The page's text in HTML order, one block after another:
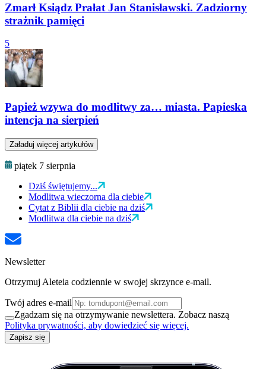
Zmarł Ksiądz Prałat Jan Stanisławski. Zadziorny
strażnik pamięci
5
Papież wzywa do modlitwy za… miasta. Papieska
intencja na sierpień
Załaduj więcej artykułów
piątek 7 sierpnia
Dziś świętujemy...
Modlitwa wieczorna dla ciebie
Cytat z Biblii dla ciebie na dziś
Modlitwa dla ciebie na dziś
Newsletter
Otrzymuj Aleteia codziennie w swojej skrzynce e-mail.
Twój adres e-mail
Zgadzam się na otrzymywanie newslettera. Zobacz naszą
Polityka prywatności, aby dowiedzieć się więcej.
Zapisz się